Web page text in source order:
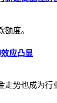
度。
应凸显
势也成为行